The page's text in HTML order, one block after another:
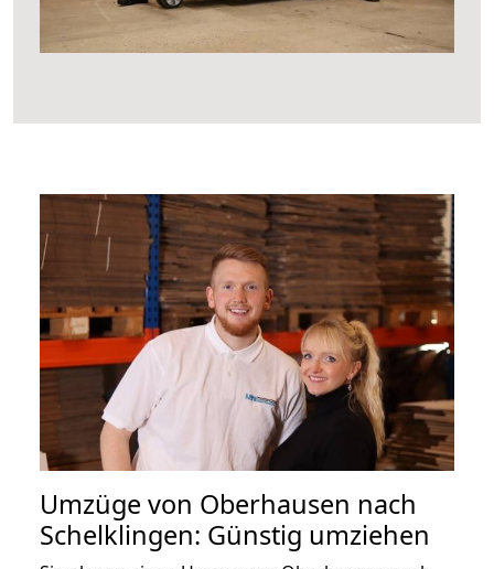
Umzüge von Oberhausen nach
Schelklingen: Günstig umziehen